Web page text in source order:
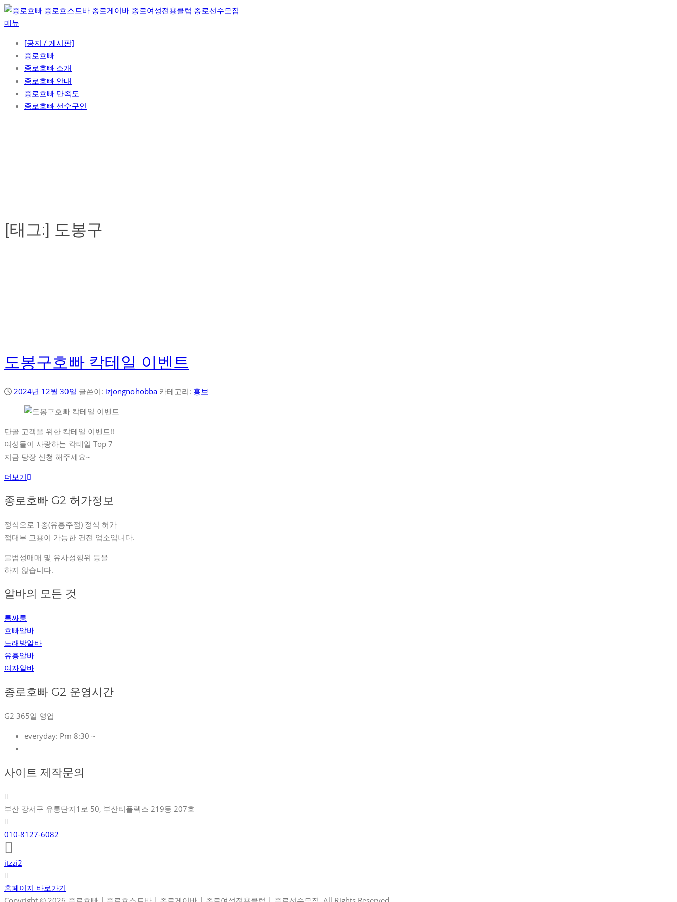
콘
텐
메뉴
[공지 / 게시판]
종로호빠
종로호빠 소개
종로호빠 안내
종로호빠 만족도
종로호빠 선수구인
[태그:] 도봉구
도봉구호빠 칵테일 이벤트
2024년 12월 30일 글쓴이: izjongnohobba 카테고리: 홍보
단골 고객을 위한 칵테일 이벤트!!
여성들이 사랑하는 칵테일 Top 7
지금 당장 신청 해주세요~
더보기
종로호빠 G2 허가정보
정식으로 1종(유흥주점) 정식 허가
접대부 고용이 가능한 건전 업소입니다.
불법성매매 및 유사성행위 등을
하지 않습니다.
알바의 모든 것
룸싸롱
호빠알바
노래방알바
유흥알바
여자알바
종로호빠 G2 운영시간
G2 365일 영업
everyday: Pm 8:30 ~
사이트 제작문의
부산 강서구 유통단지1로 50, 부산티플렉스 219동 207호
010-8127-6082
itzzi2
홈페이지 바로가기